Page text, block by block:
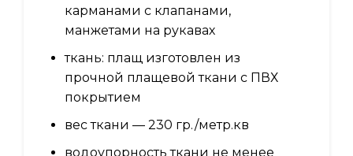
карманами с клапанами,
манжетами на рукавах
ткань: плащ изготовлен из
прочной плащевой ткани с ПВХ
покрытием
вес ткани — 230 гр./метр.кв
водоупорность ткани не менее